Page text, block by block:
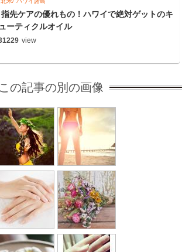
指先ケアの優れもの！ハワイで絶対ゲットのキ
ューティクルオイル
view
この記事の別の画像